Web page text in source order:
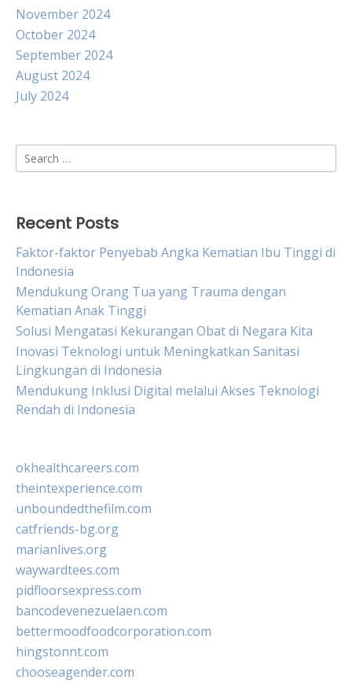
November 2024
October 2024
September 2024
August 2024
July 2024
Search
for:
Recent Posts
Faktor-faktor Penyebab Angka Kematian Ibu Tinggi di
Indonesia
Mendukung Orang Tua yang Trauma dengan
Kematian Anak Tinggi
Solusi Mengatasi Kekurangan Obat di Negara Kita
Inovasi Teknologi untuk Meningkatkan Sanitasi
Lingkungan di Indonesia
Mendukung Inklusi Digital melalui Akses Teknologi
Rendah di Indonesia
okhealthcareers.com
theintexperience.com
unboundedthefilm.com
catfriends-bg.org
marianlives.org
waywardtees.com
pidfloorsexpress.com
bancodevenezuelaen.com
bettermoodfoodcorporation.com
hingstonnt.com
chooseagender.com